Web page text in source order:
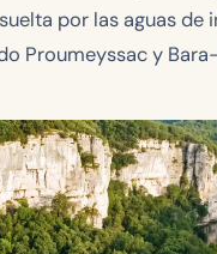
por las aguas de
Proumeyssac y